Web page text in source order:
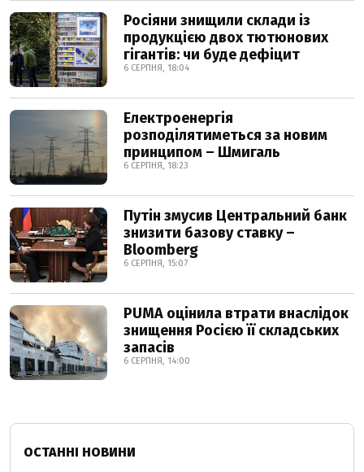
Росіяни знищили склади із
продукцією двох тютюнових
гігантів: чи буде дефіцит
6 СЕРПНЯ, 18:04
Електроенергія
розподілятиметься за новим
принципом – Шмигаль
6 СЕРПНЯ, 18:23
Путін змусив Центральний банк
знизити базову ставку –
Bloomberg
6 СЕРПНЯ, 15:07
PUMA оцінила втрати внаслідок
знищення Росією її складських
запасів
6 СЕРПНЯ, 14:00
ОСТАННІ НОВИНИ